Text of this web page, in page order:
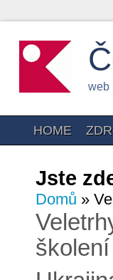
web
HOME
Jste
Domů »
školení